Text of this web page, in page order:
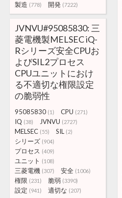
製造 (778) 開発 (7222)
JVNVU#95085830: 三
菱電機製MELSEC iQ-
Rシリーズ安全CPUお
よびSIL2プロセス
CPUユニットにおけ
る不適切な権限設定
の脆弱性
95085830 (1) CPU (271)
IQ (38) JVNVU (2727)
MELSEC (55) SIL (2)
シリーズ (904)
プロセス (409)
ユニット (108)
三菱電機 (307) 安全 (1006)
権限 (231) 脆弱 (3390)
設定 (941) 適切な (207)